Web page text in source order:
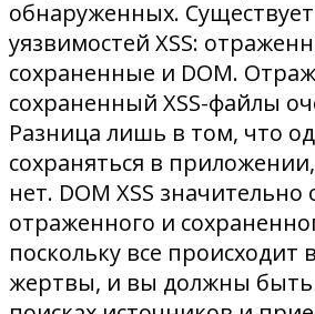
обнаруженных.
уязвимостей XSS:
сохраненные и DOM.
сохраненный XSS-файлы
Разница лишь в том, что
сохраняться в
нет. DOM XSS значительно
отраженного и
поскольку все происходит
жертвы, и вы должны быть